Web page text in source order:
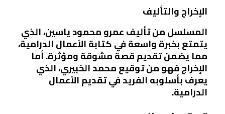
الإخراج والتأليف
المسلسل من تأليفعمرو محمود ياسين، الذي
يتمتع بخبرة واسعة في كتابة الأعمال الدرامية،
مما يضمن تقديم قصة مشوقة ومؤثرة. أما
الإخراج فهو من توقيعمحمد الخبيري، الذي
يعرف بأسلوبه الفريد في تقديم الأعمال
الدرامية.